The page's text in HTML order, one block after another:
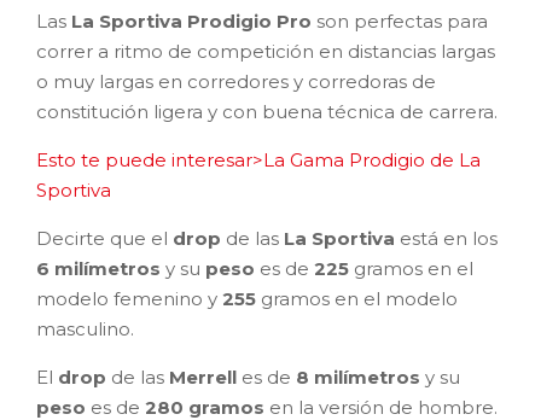
Las La Sportiva Prodigio Pro son perfectas para
correr a ritmo de competición en distancias largas
o muy largas en corredores y corredoras de
constitución ligera y con buena técnica de carrera.
Esto te puede interesar>La Gama Prodigio de La
Sportiva
Decirte que el drop de las La Sportiva está en los
6 milímetros y su peso es de 225 gramos en el
modelo femenino y 255 gramos en el modelo
masculino.
El drop de las Merrell es de 8 milímetros y su
peso es de 280 gramos en la versión de hombre.